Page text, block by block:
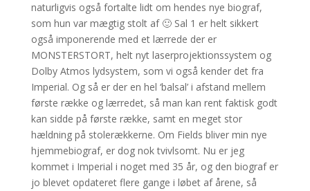
naturligvis også fortalte lidt om hendes nye biograf,
som hun var mægtig stolt af 🙂 Sal 1 er helt sikkert
også imponerende med et lærrede der er
MONSTERSTORT, helt nyt laserprojektionssystem og
Dolby Atmos lydsystem, som vi også kender det fra
Imperial. Og så er der en hel ‘balsal’ i afstand mellem
første række og lærredet, så man kan rent faktisk godt
kan sidde på første række, samt en meget stor
hældning på stolerækkerne. Om Fields bliver min nye
hjemmebiograf, er dog nok tvivlsomt. Nu er jeg
kommet i Imperial i noget med 35 år, og den biograf er
jo blevet opdateret flere gange i løbet af årene, så